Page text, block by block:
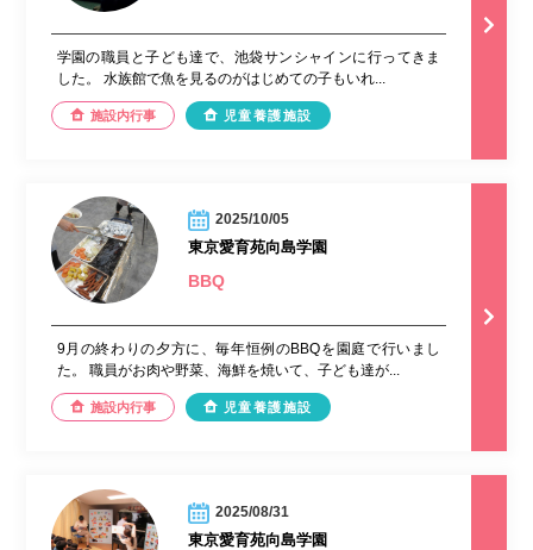
学園の職員と子ども達で、池袋サンシャインに行ってきま
した。 水族館で魚を見るのがはじめての子もいれ...
施設内行事 児童養護施設
2025/10/05
東京愛育苑向島学園
BBQ
9月の終わりの夕方に、毎年恒例のBBQを園庭で行いまし
た。 職員がお肉や野菜、海鮮を焼いて、子ども達が...
施設内行事 児童養護施設
2025/08/31
東京愛育苑向島学園